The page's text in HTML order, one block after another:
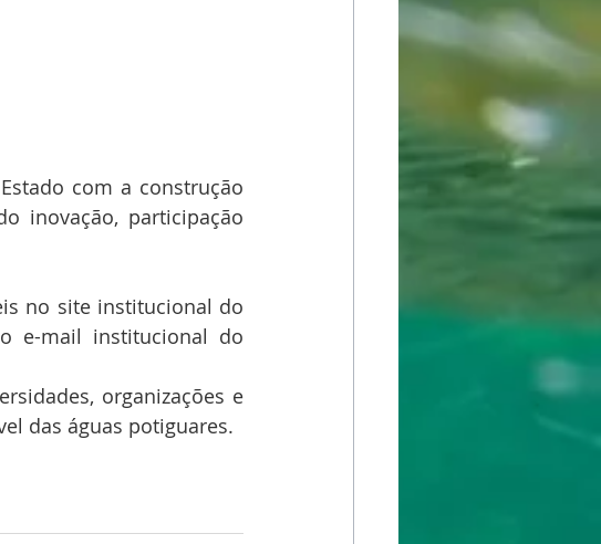
com a construção
inovação, participação
no site institucional do
e-mail institucional do
organizações e
das águas potiguares.